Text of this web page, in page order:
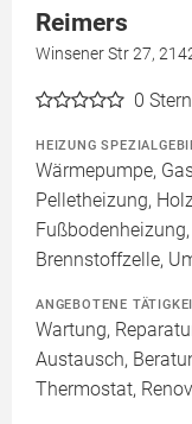
Reimers
Winsener Str 27,
0
HEIZUNG
Wärmepumpe,
Pelletheizung,
Brennstoffzelle,
ANGEBOTENE
Wartung,
Austausch,
Thermostat,